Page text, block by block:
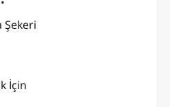
Pudra Şekeri
İçin